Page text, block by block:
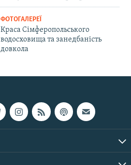
ФОТОГАЛЕРЕЇ
Краса Сімферопольського
водосховища та занедбаність
довкола